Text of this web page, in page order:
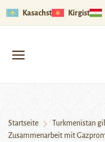
Kasachstan Kirgistan
Startseite
Turkmenistan
Zusammenarbeit mit